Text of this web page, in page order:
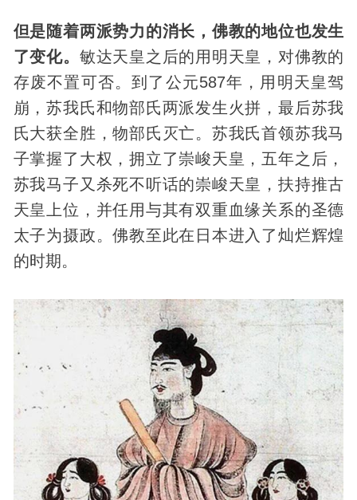
但是随着两派势力的消长，佛教的地位也发生
了变化。 敏达天皇之后的用明天皇，对佛教的
存废不置可否。到了公元587年，用明天皇驾
崩，苏我氏和物部氏两派发生火拼，最后苏我
氏大获全胜，物部氏灭亡。苏我氏首领苏我马
子掌握了大权，拥立了崇峻天皇，五年之后，
苏我马子又杀死不听话的崇峻天皇，扶持推古
天皇上位，并任用与其有双重血缘关系的圣德
太子为摄政。佛教至此在日本进入了灿烂辉煌
的时期。